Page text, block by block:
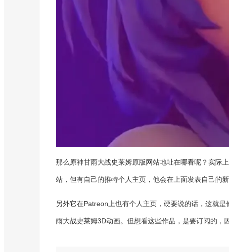
那么原神甘雨大战史莱姆原版网站地址在哪看呢？实际
站，但有自己的推特个人主页，他会在上面发表自己的
另外它在Patreon上也有个人主页，硬要说的话，这就
雨大战史莱姆3D动画。但想看这些作品，是要订阅的，